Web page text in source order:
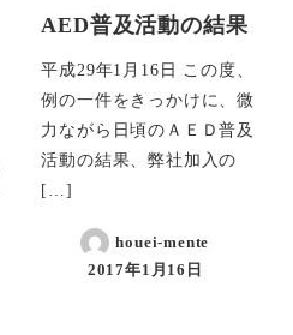
AED普及活動の結果
平成29年1月16日 この度、
例の一件をきっかけに、微
力ながら日頃のＡＥＤ普及
活動の結果、弊社加入の
[…]
houei-mente
2017年1月16日